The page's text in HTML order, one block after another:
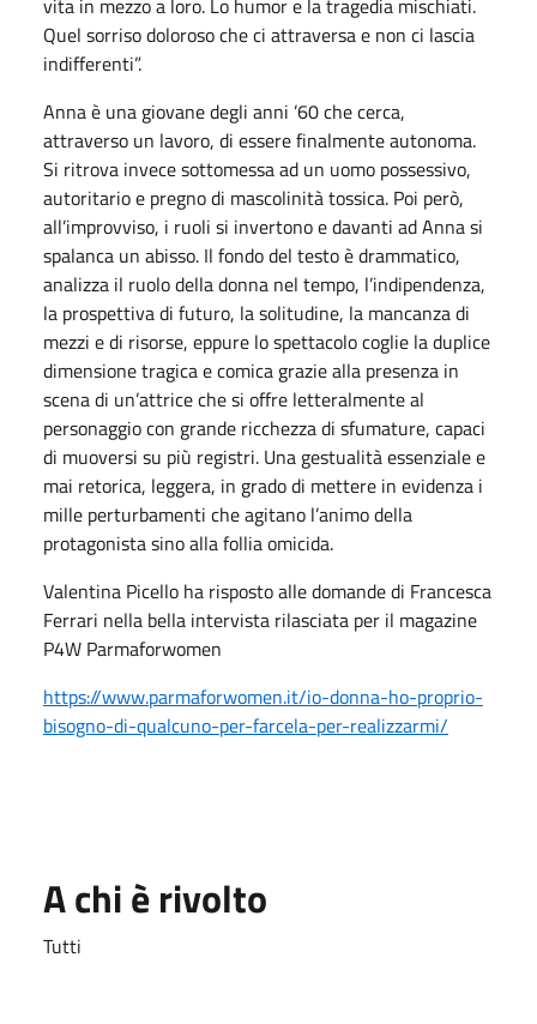
Quel sorriso doloroso che ci attraversa e non ci lascia
indifferenti”.
Anna è una giovane degli anni ’60 che cerca,
attraverso un lavoro, di essere finalmente autonoma.
Si ritrova invece sottomessa ad un uomo possessivo,
autoritario e pregno di mascolinità tossica. Poi però,
all’improvviso, i ruoli si invertono e davanti ad Anna si
spalanca un abisso. Il fondo del testo è drammatico,
analizza il ruolo della donna nel tempo, l’indipendenza,
la prospettiva di futuro, la solitudine, la mancanza di
mezzi e di risorse, eppure lo spettacolo coglie la duplice
dimensione tragica e comica grazie alla presenza in
scena di un’attrice che si offre letteralmente al
personaggio con grande ricchezza di sfumature, capaci
di muoversi su più registri. Una gestualità essenziale e
mai retorica, leggera, in grado di mettere in evidenza i
mille perturbamenti che agitano l’animo della
protagonista sino alla follia omicida.
Valentina Picello ha risposto alle domande di Francesca
Ferrari nella bella intervista rilasciata per il magazine
P4W Parmaforwomen
https://www.parmaforwomen.it/io-donna-ho-proprio-
bisogno-di-qualcuno-per-farcela-per-realizzarmi/
A chi è rivolto
Tutti